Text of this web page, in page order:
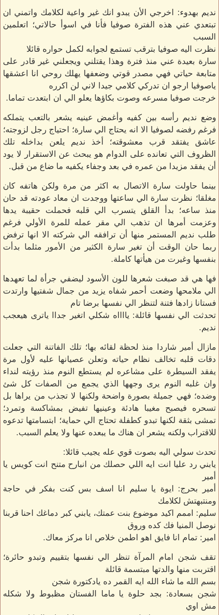
نديم بهدوء: اخرجي الأن يبدو انك غير واعية لكلامك واتمني ان
تبتعدي عني هذه الفترة صوفيا فأنا في اسوأ حالاتي؛ اتعلمين
السبب
نظرت اليه صوفيا بترقب تستمع لجوابه لكمل حواره قائلا
سارة بعيدة عني منذ فترة وهذا يقتلني ويجعلني غير قادر على
متابعة حياتي فهي مصدر قوتي وضعفها يهلك روحي انا اعشقها
ياصوفيا ارجو ان تدركي كلامي جيدا لاني لن اكرره
خرجت صوفيا مسرعه وصوت بكاؤها يعلو الي ان ابتعدت تماما.
وضع نديم رأسه بين كفيه وأغمض عينيه يشعر بالتعب يتملكه
فرغم رفضه لصوفيا الا انه يحتاج الي سارة؛ احتياج رجل لزوجته؛
عاشق يفتقد قرب معشوقته؛ أخذ نديم يلعن بداخله تلك
الظروف التي تعانده على الدوام هو يبحث عن الاستقرار لا يود
أن يفقد مزيدا من عمره في بعد وجفاء يكفيه ما ضاع من قبل.
بينما حاولت سارة الاتصال به اكثر من مرة ولكن هاتفه كان
مغلقا؛ نظرت سارة الي ساعتها ووجدت ان معاد عودته قد حان
منذ ساعه؛ بدأ القلق يتسرب الي قلبه فحملت حقيبة يدها
وعزمت أمرها ان تذهب الي مقر عمله للمرة الأولي فرغم
طلب نديم المستمر منها أن ترافقه الي شركته الا انها ترفض
ربما حان الوقت أن تغير سارة الكثير من الأمور مثلما بدأت
بنفسها وغيرت من هيأتها كاملة.
فها هي قد صبغت شعرها للون الأسود ليضفي جرأة لما تعهدها
الي ملامحها وضعت أحمر شفاه يزيد من جمال شفتيها وارتدت
فستانا زادها فتنة لتنظر الي نفسها برضا تام
تحدثت الي نفسها قائلة: يااااه شكلي اتغير جداا ياترى هيعجب
نديم.
مازال أمير شاردا منذ لحظة لقائه بها؛ تلك الفاتنة التي جعلت
دقات قلبه تخالف نظام حياته وتعلن عصيانها عليه لأول مرة
يفقد السيطرة على مشاعره لم يستطع النوم منذ رؤيته لنداء
وان غلبه النوم يرى وجهها الذي يجمع من الصفات كل شئ
وضده؛ فهي جميلة بصورة واضحة ولكنها لا تجذب من يراها بل
تسحره فيصبح مغيبا هادئة وعينيها تفيض بمشاكسة وتمرد؛
تمشى بثقة لكنها تبدو كطفلة تحتاج الي حماية؛ ابتسامتها تدعوه
للاقتراب ولكنه يشعر ان هناك ما يبعده عنها ولا يعلم السبب.
تحدث سولي اليه بصوت قوي عله يجيب قائلا:
يابني رد عليا انت ايه اللي حصلك من انبارح متنح انت كويس يا
أمير
أمير بحرج: ايوة يا سليم انا اسف بس كنت بفكر في حاجة
ومنتبهتش لكلامك
سليم: اممم اكيد موضوع بنت عمتك، يابني كبر دماغك احنا قربنا
نوصل المنيا فك كده وروق
امير: تمام انا فايق اهو اطمن خلاص انا مركز معاك.
تقف شجن امام المرآة تنظر الي نفسها بتقييم وتبدو حائرة؛
اقتربت منها والدتها مبتسمة قائلة
بسم الله ما شاء الله ايه القمر ده يادكتورة شجن
شجن بسعادة: بجد حلوة يا ماما الفستان مظبوط ولا شكله
مش اوي